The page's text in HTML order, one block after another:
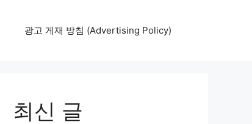
광고 게재 방침 (Advertising Policy)
최신 글